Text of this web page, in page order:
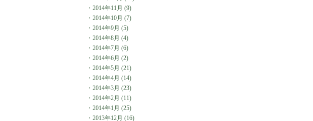
・ 2014年11月 (9)
・ 2014年10月 (7)
・ 2014年9月 (5)
・ 2014年8月 (4)
・ 2014年7月 (6)
・ 2014年6月 (2)
・ 2014年5月 (21)
・ 2014年4月 (14)
・ 2014年3月 (23)
・ 2014年2月 (11)
・ 2014年1月 (25)
・ 2013年12月 (16)